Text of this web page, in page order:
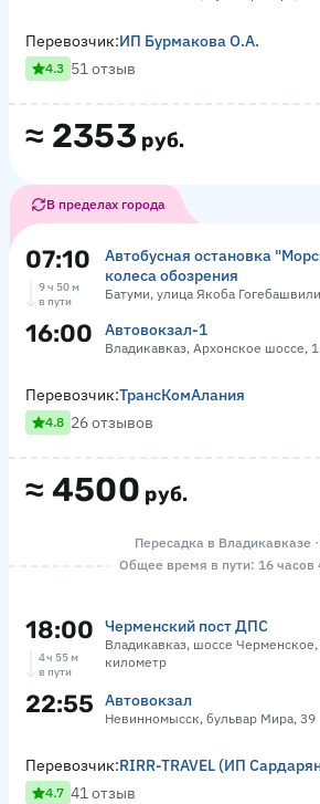
≈ 2353 руб.
Перевозчик:ИП Бурмакова О.А.
4.3 51 отзыв
В пределах города
07:10
Автобусная остановка
колеса обозрения
Батуми, улица Якоба Гогебашвили
9 ч 50 м
в пути
16:00 Автовокзал-1
Владикавказ, Архонское шоссе, 1
≈ 4500 руб.
Перевозчик:ТрансКомАлания
4.8 26 отзывов
Пересадка в Владикавказе ·
Общее время в пути: 16 часов
18:00 Черменский пост ДПС
Владикавказ, шоссе
километр
4 ч 55 м
в пути
22:55 Автовокзал
Невинномысск, бульвар Мира, 39
Перевозчик:RIRR-TRAVEL (ИП
4.7 41 отзыв